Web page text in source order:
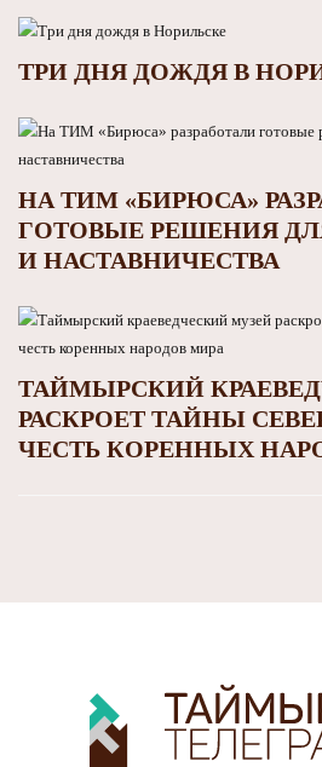
ТРИ ДНЯ ДОЖДЯ В
НА ТИМ «БИРЮСА»
ГОТОВЫЕ РЕШЕНИЯ
И НАСТАВНИЧЕСТВА
ТАЙМЫРСКИЙ
РАСКРОЕТ ТАЙНЫ
ЧЕСТЬ КОРЕННЫХ